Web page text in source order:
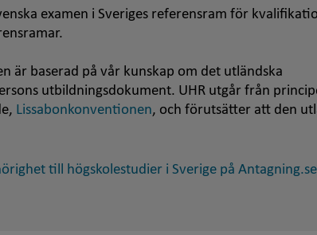
examen i Sveriges referensram för
är baserad på vår kunskap om det utländska
utbildningsdokument. UHR utgår från
Lissabonkonventionen, och förutsätter att den
till högskolestudier i Sverige på Antagning.se